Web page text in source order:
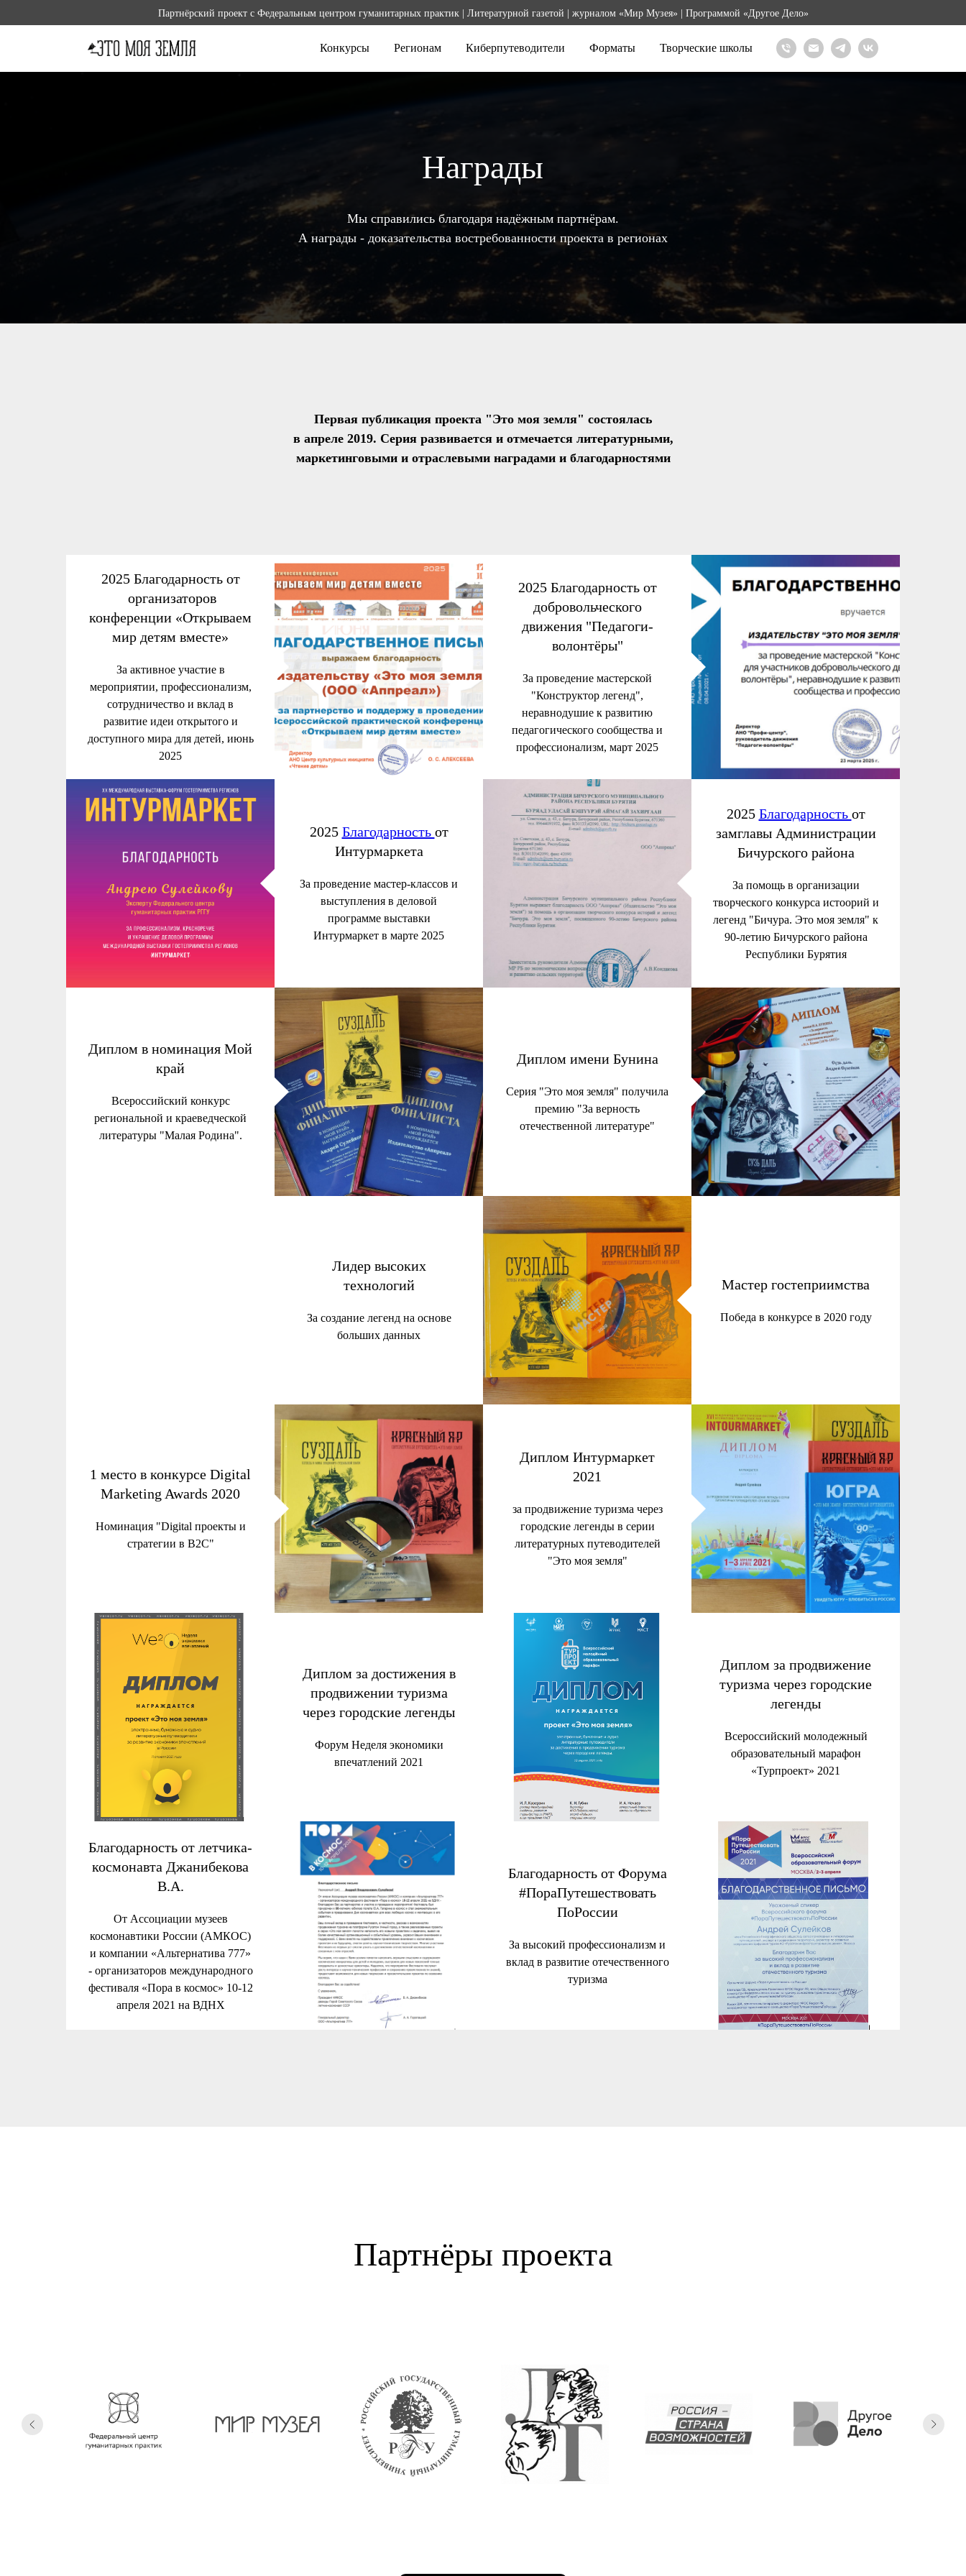
Партнёрский проект с Федеральным центром гуманитарных практик | Литературной газетой | журналом «Мир Музея» | Программой «Другое Дело»
Конкурсы Регионам Киберпутеводители Форматы Творческие школы
Награды
Мы справились благодаря надёжным партнёрам.
А награды - доказательства востребованности проекта в регионах
Первая публикация проекта "Это моя земля" состоялась
в апреле 2019. Серия развивается и отмечается литературными,
маркетинговыми и отраслевыми наградами и благодарностями
2025 Благодарность от
организаторов
конференции «Открываем
мир детям вместе»
За активное участие в
мероприятии, профессионализм,
сотрудничество и вклад в
развитие идеи открытого и
доступного мира для детей, июнь
2025
2025 Благодарность от
добровольческого
движения "Педагоги-
волонтёры"
За проведение мастерской
"Конструктор легенд",
неравнодушие к развитию
педагогического сообщества и
профессионализм, март 2025
2025 Благодарность от
Интурмаркета
За проведение мастер-классов и
выступления в деловой
программе выставки
Интурмаркет в марте 2025
2025 Благодарность от
замглавы Администрации
Бичурского района
За помощь в организации
творческого конкурса истоорий и
легенд "Бичура. Это моя земля" к
90-летию Бичурского района
Республики Бурятия
Диплом в номинация Мой
край
Всероссийский конкурс
региональной и краеведческой
литературы "Малая Родина".
Диплом имени Бунина
Серия "Это моя земля" получила
премию "За верность
отечественной литературе"
Лидер высоких
технологий
За создание легенд на основе
больших данных
Мастер гостеприимства
Победа в конкурсе в 2020 году
1 место в конкурсе Digital
Marketing Awards 2020
Номинация "Digital проекты и
стратегии в В2С"
Диплом Интурмаркет
2021
за продвижение туризма через
городские легенды в серии
литературных путеводителей
"Это моя земля"
Диплом за достижения в
продвижении туризма
через городские легенды
Форум Неделя экономики
впечатлений 2021
Диплом за продвижение
туризма через городские
легенды
Всероссийский молодежный
образовательный марафон
«Турпроект» 2021
Благодарность от летчика-
космонавта Джанибекова
В.А.
От Ассоциации музеев
космонавтики России (АМКОС)
и компании «Альтернатива 777»
- организаторов международного
фестиваля «Пора в космос» 10-12
апреля 2021 на ВДНХ
Благодарность от Форума
#ПораПутешествовать
ПоРоссии
За высокий профессионализм и
вклад в развитие отечественного
туризма
Партнёры проекта